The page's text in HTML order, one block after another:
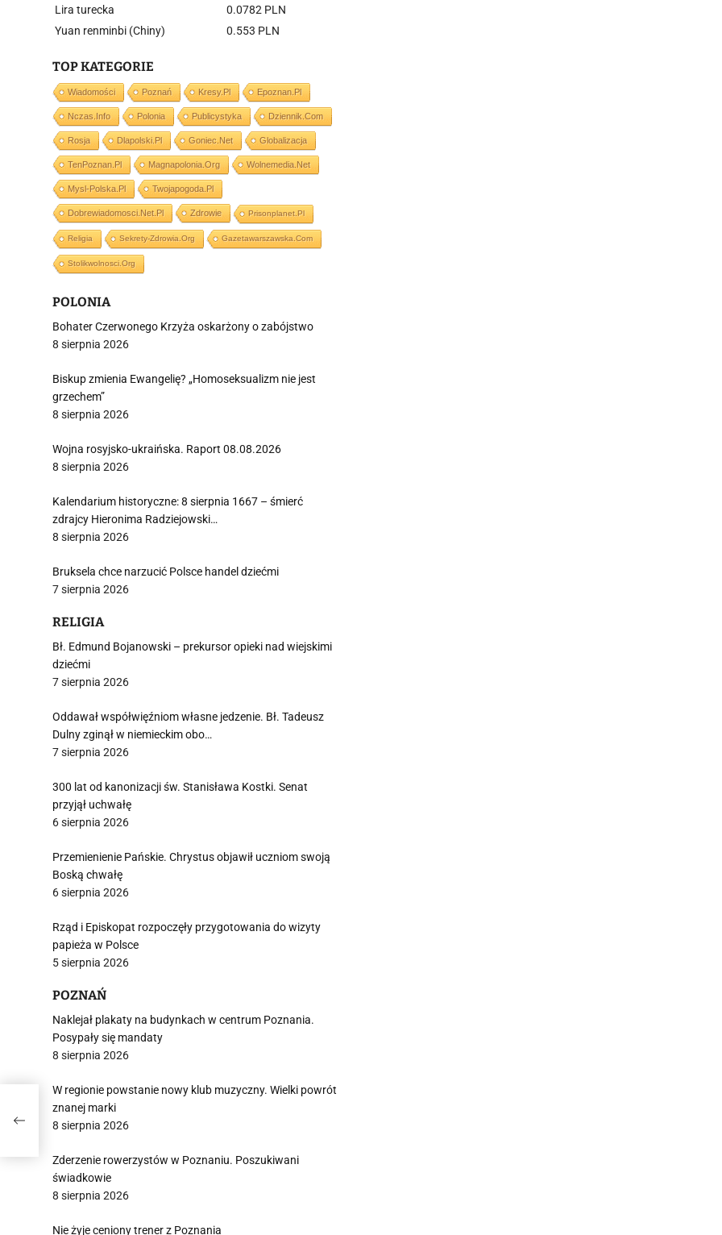
Lira turecka
0.0782 PLN
Yuan renminbi (Chiny)
0.553 PLN
TOP KATEGORIE
Wiadomości Poznań Kresy.pl Epoznan.pl
Nczas.info Polonia Publicystyka Dziennik.com
Rosja Dlapolski.pl Goniec.net Globalizacja
TenPoznan.pl Magnapolonia.org Wolnemedia.net
Mysl-Polska.pl Twojapogoda.pl
Dobrewiadomosci.net.pl Zdrowie Prisonplanet.pl
Religia Sekrety-Zdrowia.org Gazetawarszawska.com
Stolikwolnosci.org
POLONIA
Bohater Czerwonego Krzyża oskarżony o zabójstwo
8 sierpnia 2026
Biskup zmienia Ewangelię? „Homoseksualizm nie jest
grzechem”
8 sierpnia 2026
Wojna rosyjsko-ukraińska. Raport 08.08.2026
8 sierpnia 2026
Kalendarium historyczne: 8 sierpnia 1667 – śmierć
zdrajcy Hieronima Radziejowski…
8 sierpnia 2026
Bruksela chce narzucić Polsce handel dziećmi
7 sierpnia 2026
RELIGIA
Bł. Edmund Bojanowski – prekursor opieki nad wiejskimi
dziećmi
7 sierpnia 2026
Oddawał współwięźniom własne jedzenie. Bł. Tadeusz
Dulny zginął w niemieckim obo…
7 sierpnia 2026
300 lat od kanonizacji św. Stanisława Kostki. Senat
przyjął uchwałę
6 sierpnia 2026
Przemienienie Pańskie. Chrystus objawił uczniom swoją
Boską chwałę
6 sierpnia 2026
Rząd i Episkopat rozpoczęły przygotowania do wizyty
papieża w Polsce
5 sierpnia 2026
POZNAŃ
Naklejał plakaty na budynkach w centrum Poznania.
Posypały się mandaty
8 sierpnia 2026
W regionie powstanie nowy klub muzyczny. Wielki powrót
znanej marki
8 sierpnia 2026
Zderzenie rowerzystów w Poznaniu. Poszukiwani
świadkowie
8 sierpnia 2026
Nie żyje ceniony trener z Poznania